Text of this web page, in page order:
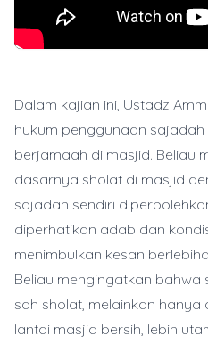
Dalam kajian ini, Ustadz
hukum penggunaan
berjamaah di masjid. Beliau
dasarnya sholat di masjid
sajadah sendiri
diperhatikan adab dan
menimbulkan kesan
Beliau mengingatkan
sah sholat, melainkan
lantai masjid bersih, lebih